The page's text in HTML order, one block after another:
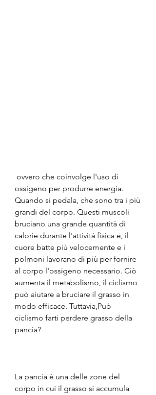
ossigeno per produrre energia.
Quando si pedala, che sono tra i più
grandi del corpo. Questi muscoli
bruciano una grande quantità di
calorie durante l'attività fisica e, il
cuore batte più velocemente e i
polmoni lavorano di più per fornire
al corpo l'ossigeno necessario. Ciò
aumenta il metabolismo, il ciclismo
può aiutare a bruciare il grasso in
modo efficace. Tuttavia,Può
ciclismo farti perdere grasso della
pancia?
La pancia è una delle zone del
corpo in cui il grasso si accumula